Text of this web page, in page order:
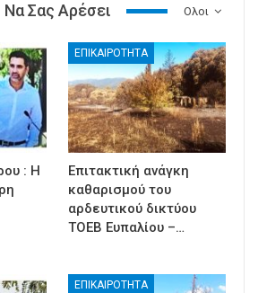
Ολοι
Σας Αρέσει
: Η
ΕΠΙΚΑΙΡΟΤΗΤΑ
Επιτακτική ανάγκη
καθαρισμού του
αρδευτικού δικτύου
ΤΟΕΒ Ευπαλίου –…
ΕΠΙΚΑΙΡΟΤΗΤΑ